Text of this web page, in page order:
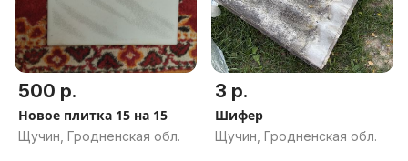
500 р.
Новое плитка 15 на 15
Щучин, Гродненская обл.
3 р.
Шифер
Щучин, Гродненская обл.